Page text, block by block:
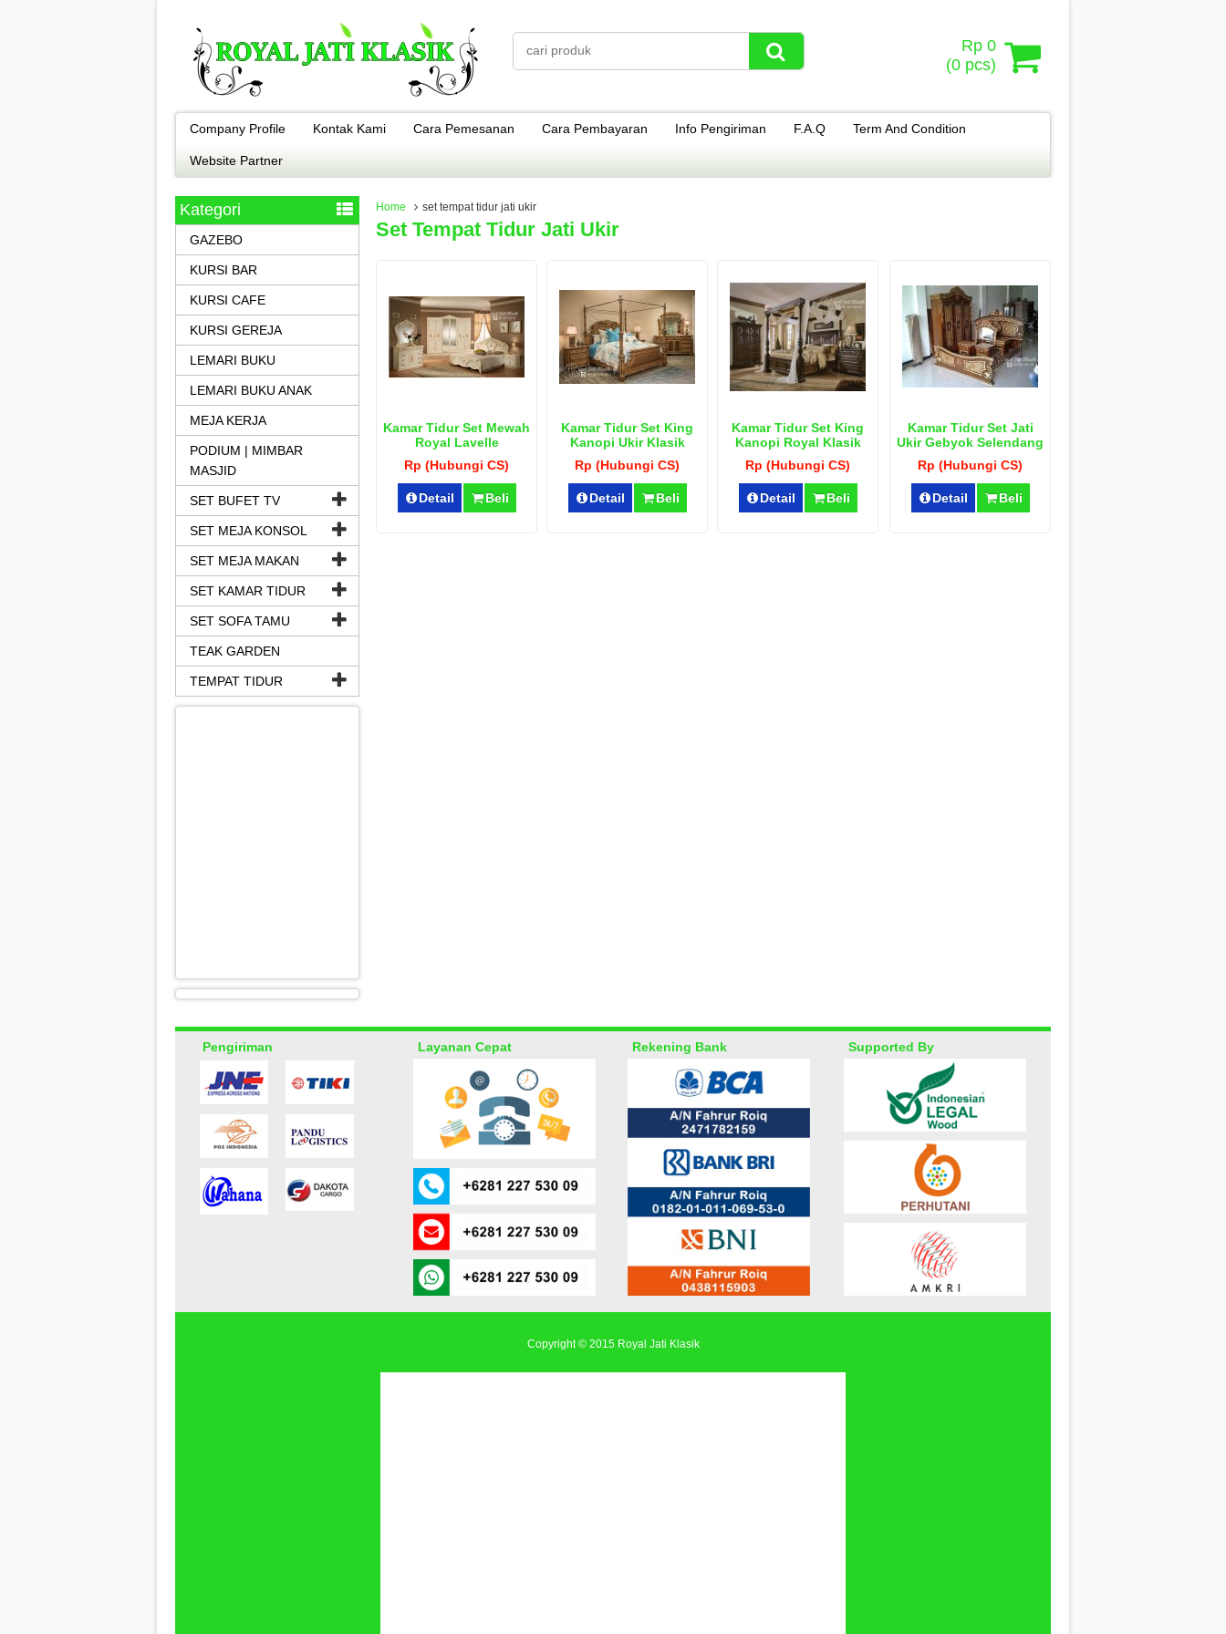
Rp 0
(0 pcs)
Company Profile Kontak Kami Cara Pemesanan Cara Pembayaran Info Pengiriman F.A.Q Term And Condition
Website Partner
Home set tempat tidur jati ukir
Set Tempat Tidur Jati Ukir
Kamar Tidur Set Mewah
Royal Lavelle
Rp (Hubungi CS)
Detail Beli
Kamar Tidur Set King
Kanopi Ukir Klasik
Rp (Hubungi CS)
Detail Beli
Kamar Tidur Set King
Kanopi Royal Klasik
Rp (Hubungi CS)
Detail Beli
Kamar Tidur Set Jati
Ukir Gebyok Selendang
Rp (Hubungi CS)
Detail Beli
Kategori
GAZEBO
KURSI BAR
KURSI CAFE
KURSI GEREJA
LEMARI BUKU
LEMARI BUKU ANAK
MEJA KERJA
PODIUM | MIMBAR
MASJID
SET BUFET TV
SET MEJA KONSOL
SET MEJA MAKAN
SET KAMAR TIDUR
SET SOFA TAMU
TEAK GARDEN
TEMPAT TIDUR
Pengiriman Layanan Cepat Rekening Bank Supported By
Copyright © 2015 Royal Jati Klasik